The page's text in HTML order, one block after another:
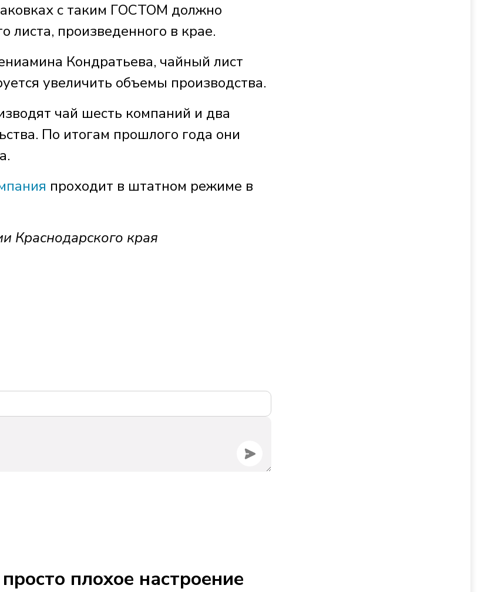
с таким ГОСТОМ должно
листа, произведенного в крае.
Кондратьева, чайный лист
увеличить объемы производства.
чай шесть компаний и два
По итогам прошлого года они
проходит в штатном режиме в
Краснодарского края
плохое настроение